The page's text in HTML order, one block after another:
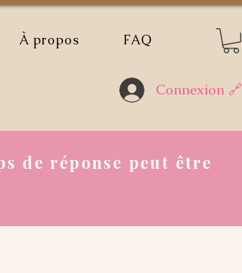
À propos FAQ
Connexion 🔗
de réponse peut être